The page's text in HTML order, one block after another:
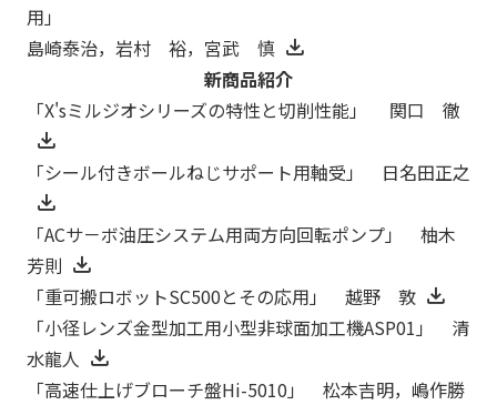
用」
島崎泰治，岩村 裕，宮武 慎
新商品紹介
「X'sミルジオシリーズの特性と切削性能」 関口 徹
「シール付きボールねじサポート用軸受」 日名田正之
「ACサ－ボ油圧システム用両方向回転ポンプ」 柚木
芳則
「重可搬ロボットSC500とその応用」 越野 敦
「小径レンズ金型加工用小型非球面加工機ASP01」 清
水龍人
「高速仕上げブローチ盤Hi-5010」 松本吉明，嶋作勝